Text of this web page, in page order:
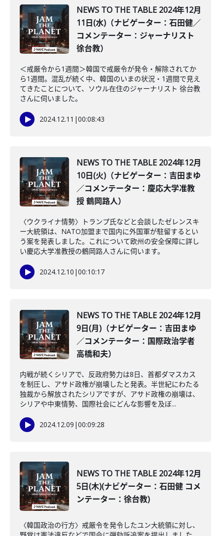
NEWS TO THE TABLE 2024年12月
11日(水)（ナビゲーター：石田健／
コメンテーター：ジャーナリスト
徐台教）
＜戒厳令から1週間＞韓国で戒厳令が発令・解除されてか
ら1週間。混乱が続く中、韓国のいまの状況・1週間で見え
てきたことについて、ソウル在住のジャーナリスト 徐台教
さんに伺いました。
2024.12.11 |00:08:43
NEWS TO THE TABLE 2024年12月
10日(火)（ナビゲーター：吉田まゆ
／コメンテーター：慶応大学准教
授 鶴岡路人）
〈ウクライナ情勢〉トランプ氏などと会談したゼレンスキ
ー大統領は、NATO加盟まで国内に外国軍が駐留するとい
う案を発表しました。これについて欧州の安全保障に詳し
い慶応大学准教授の鶴岡路人さんに伺います。
2024.12.10 |00:10:17
NEWS TO THE TABLE 2024年12月
9日(月)（ナビゲーター：吉田まゆ
／コメンテーター：国際政治学者
高橋和夫）
内戦が続くシリアで、反政府勢力は8日、首都ダマスカス
を制圧し、アサド政権が崩壊したと発表。半世紀にわたる
独裁から解放されたシリアですが、アサド政権の崩壊は、
シリアや中東情勢、国際社会にどんな影響を及ぼ...
2024.12.09 |00:09:28
NEWS TO THE TABLE 2024年12月
5日(木)(ナビゲーター：石田健 コメ
ンテーター：徐台教)
〈韓国政治の行方〉戒厳令を発令したユン大統領に対し、